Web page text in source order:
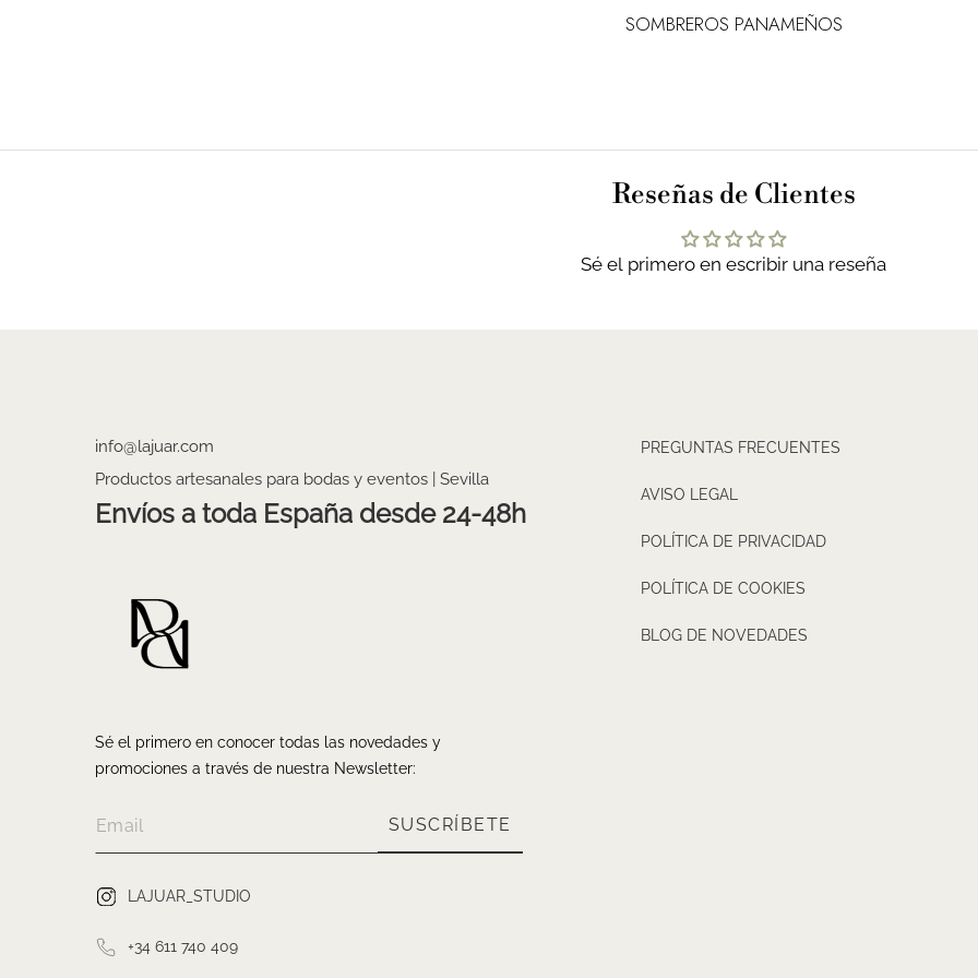
SOMBREROS PANAMEÑOS
Reseñas de Clientes
Sé el primero en escribir una reseña
info@lajuar.com
Productos artesanales para bodas y eventos | Sevilla
Envíos a toda España desde 24-48h
Sé el primero en conocer todas las novedades y
promociones a través de nuestra Newsletter:
SUSCRÍBETE
LAJUAR_STUDIO
+34 611 740 409
PREGUNTAS FRECUENTES
AVISO LEGAL
POLÍTICA DE PRIVACIDAD
POLÍTICA DE COOKIES
BLOG DE NOVEDADES